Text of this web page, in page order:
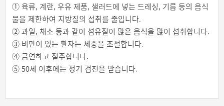
① 육류, 계란, 우유 제품, 샐러드에 넣는 드레싱, 기름 등의 음식
물을 제한하여 지방질의 섭취를 줄입니다.
② 과일, 채소 등과 같이 섬유질이 많은 음식을 많이 섭취합니다.
③ 비만이 있는 환자는 체중을 조절합니다.
④ 금연하고 절주합니다.
⑤ 50세 이후에는 정기 검진을 받습니다.